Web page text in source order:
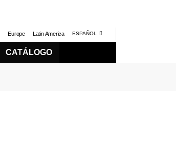
Europe Latin America ESPAÑOL
CATÁLOGO